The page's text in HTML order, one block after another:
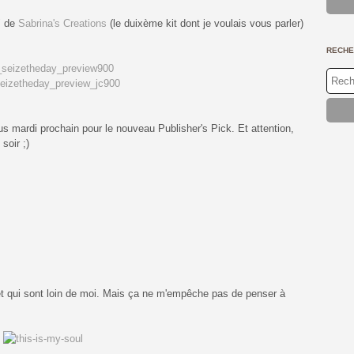
de Sabrina's Creations (le duixème kit dont je voulais vous parler)
mardi prochain pour le nouveau Publisher's Pick. Et attention,
soir ;)
qui sont loin de moi. Mais ça ne m'empêche pas de penser à